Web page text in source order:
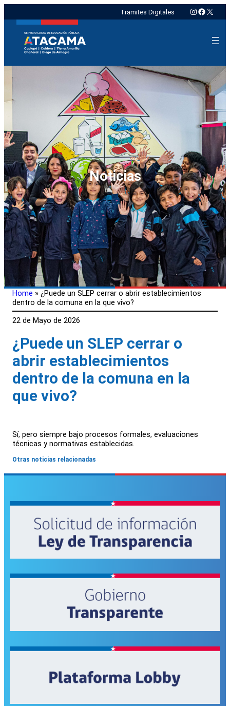
Tramites Digitales Instagram
X
Noticias
Home » ¿Puede un SLEP cerrar o abrir establecimientos
dentro de la comuna en la que vivo?
22 de Mayo de 2026
¿Puede un SLEP cerrar o
abrir establecimientos
dentro de la comuna en la
que vivo?
Sí, pero siempre bajo procesos formales, evaluaciones
técnicas y normativas establecidas.
Otras noticias relacionadas